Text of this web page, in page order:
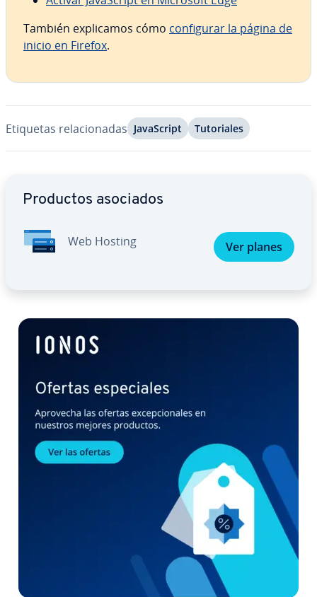
También ex­pli­ca­mos cómo co­n­fi­gu­rar la página de
inicio en Firefox.
Etiquetas re­la­cio­na­das Ja­va­S­cri­pt Tu­to­ria­les
Productos asociados
Web Hosting Ver planes